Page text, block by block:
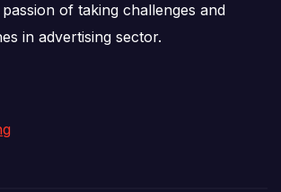
of taking challenges and
in advertising sector.